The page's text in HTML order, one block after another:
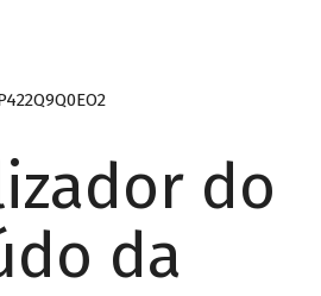
do
da